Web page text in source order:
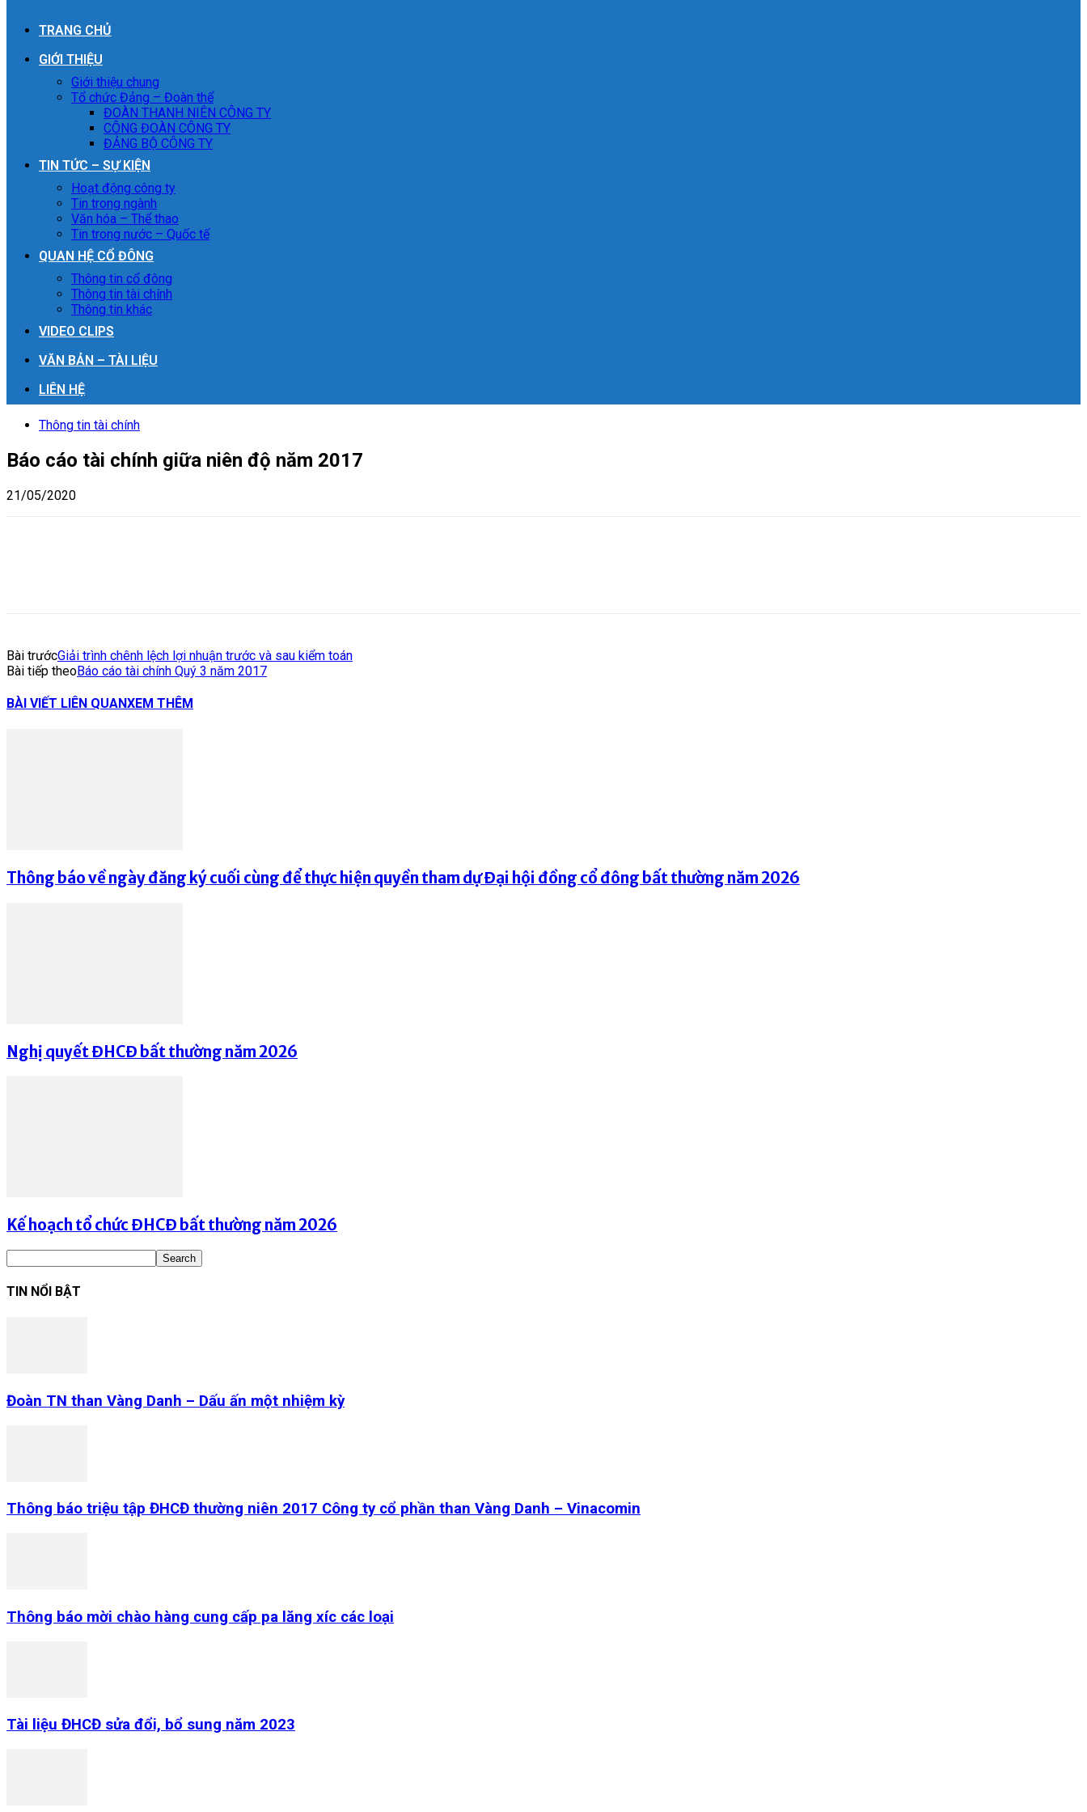
TRANG CHỦ
GIỚI THIỆU
Giới thiệu chung
Tổ chức Đảng – Đoàn thể
ĐOÀN THANH NIÊN CÔNG TY
CÔNG ĐOÀN CÔNG TY
ĐẢNG BỘ CÔNG TY
TIN TỨC – SỰ KIỆN
Hoạt động công ty
Tin trong ngành
Văn hóa – Thể thao
Tin trong nước – Quốc tế
QUAN HỆ CỔ ĐÔNG
Thông tin cổ đông
Thông tin tài chính
Thông tin khác
VIDEO CLIPS
VĂN BẢN – TÀI LIỆU
LIÊN HỆ
Thông tin tài chính
Báo cáo tài chính giữa niên độ năm 2017
21/05/2020
Bài trướcGiải trình chênh lệch lợi nhuận trước và sau kiểm toán
Bài tiếp theoBáo cáo tài chính Quý 3 năm 2017
BÀI VIẾT LIÊN QUANXEM THÊM
Thông báo về ngày đăng ký cuối cùng để thực hiện quyền tham dự Đại hội đồng cổ đông bất thường năm 2026
Nghị quyết ĐHCĐ bất thường năm 2026
Kế hoạch tổ chức ĐHCĐ bất thường năm 2026
TIN NỔI BẬT
Đoàn TN than Vàng Danh – Dấu ấn một nhiệm kỳ
Thông báo triệu tập ĐHCĐ thường niên 2017 Công ty cổ phần than Vàng Danh – Vinacomin
Thông báo mời chào hàng cung cấp pa lăng xíc các loại
Tài liệu ĐHCĐ sửa đổi, bổ sung năm 2023